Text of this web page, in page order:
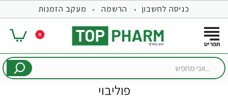
כניסה לחשבון הרשמה מעקב הזמנות
0
...אני
פוליבוי